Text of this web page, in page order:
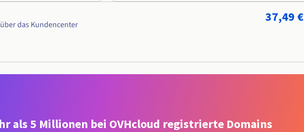
das Kundencenter
37,49 €
als 5 Millionen bei OVHcloud registrierte Domains